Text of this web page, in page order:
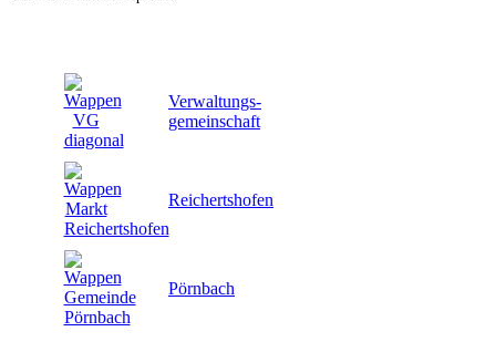
Verwaltungs-
gemeinschaft
Reichertshofen
Pörnbach